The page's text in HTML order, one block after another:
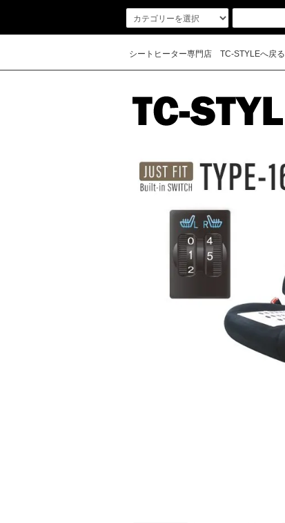
シートヒーター専門店 TC-STYLEへ戻る